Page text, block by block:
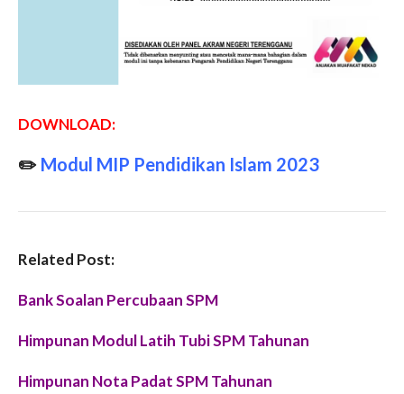
DOWNLOAD:
✏️ Modul MIP Pendidikan Islam 2023
Related Post:
Bank Soalan Percubaan SPM
Himpunan Modul Latih Tubi SPM Tahunan
Himpunan Nota Padat SPM Tahunan